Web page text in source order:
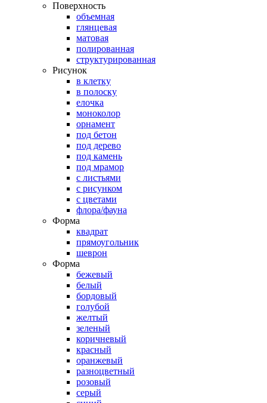
Поверхность
объемная
глянцевая
матовая
полированная
структурированная
Рисунок
в клетку
в полоску
елочка
моноколор
орнамент
под бетон
под дерево
под камень
под мрамор
с листьями
с рисунком
с цветами
флора/фауна
Форма
квадрат
прямоугольник
шеврон
Форма
бежевый
белый
бордовый
голубой
желтый
зеленый
коричневый
красный
оранжевый
разноцветный
розовый
серый